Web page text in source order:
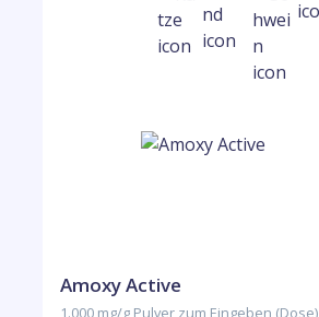
Amoxy Active
1.000 mg/g Pulver zum Eingeben (Dose)